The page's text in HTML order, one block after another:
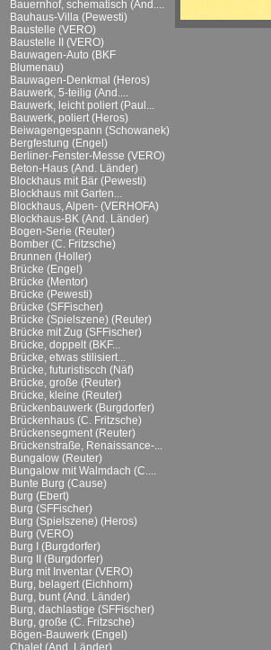
Bauernhof, schematisch (And....
Bauhaus-Villa (Pewesti)
Baustelle (VERO)
Baustelle II (VERO)
Bauwagen-Auto (BKF
Blumenau)
Bauwagen-Denkmal (Heros)
Bauwerk, 5-teilig (And....
Bauwerk, leicht poliert (Paul...
Bauwerk, poliert (Heros)
Beiwagengespann (Schowanek)
Bergfestung (Engel)
Berliner-Fenster-Messe (VERO)
Beton-Haus (And. Länder)
Blockhaus mit Bär (Pewesti)
Blockhaus mit Garten...
Blockhaus, Alpen- (VERHOFA)
Blockhaus-BK (And. Länder)
Bogen-Serie (Reuter)
Bomber (C. Fritzsche)
Brunnen (Holler)
Brücke (Engel)
Brücke (Mentor)
Brücke (Pewesti)
Brücke (SFFischer)
Brücke (Spielszene) (Reuter)
Brücke mit Zug (SFFischer)
Brücke, doppelt (BKF...
Brücke, etwas stilisiert...
Brücke, futuristiscch (Näf)
Brücke, große (Reuter)
Brücke, kleine (Reuter)
Brückenbauwerk (Burgdorfer)
Brückenhaus (C. Fritzsche)
Brückensegment (Reuter)
Brückenstraße, Renaissance-...
Bungalow (Reuter)
Bungalow mit Walmdach (C....
Bunte Burg (Cause)
Burg (Ebert)
Burg (SFFischer)
Burg (Spielszene) (Heros)
Burg (VERO)
Burg I (Burgdorfer)
Burg II (Burgdorfer)
Burg mit Inventar (VERO)
Burg, belagert (Eichhorn)
Burg, bunt (And. Länder)
Burg, dachlastige (SFFischer)
Burg, große (C. Fritzsche)
Bögen-Bauwerk (Engel)
Chalet (And. Länder)